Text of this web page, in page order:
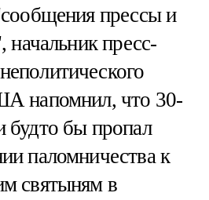
прессы и
начальник пресс-
напомнил, что 30-
будто бы пропал
паломничества к
святыням в